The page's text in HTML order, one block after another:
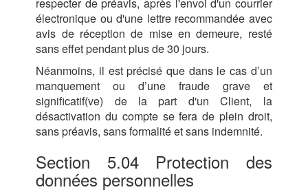
électronique ou d'une lettre recommandée avec
avis de réception de mise en demeure, resté
sans effet pendant plus de 30 jours.
Néanmoins, il est précisé que dans le cas d’un
manquement ou d’une fraude grave et
significatif(ve) de la part d'un Client, la
désactivation du compte se fera de plein droit,
sans préavis, sans formalité et sans indemnité.
Section 5.04 Protection des
données personnelles